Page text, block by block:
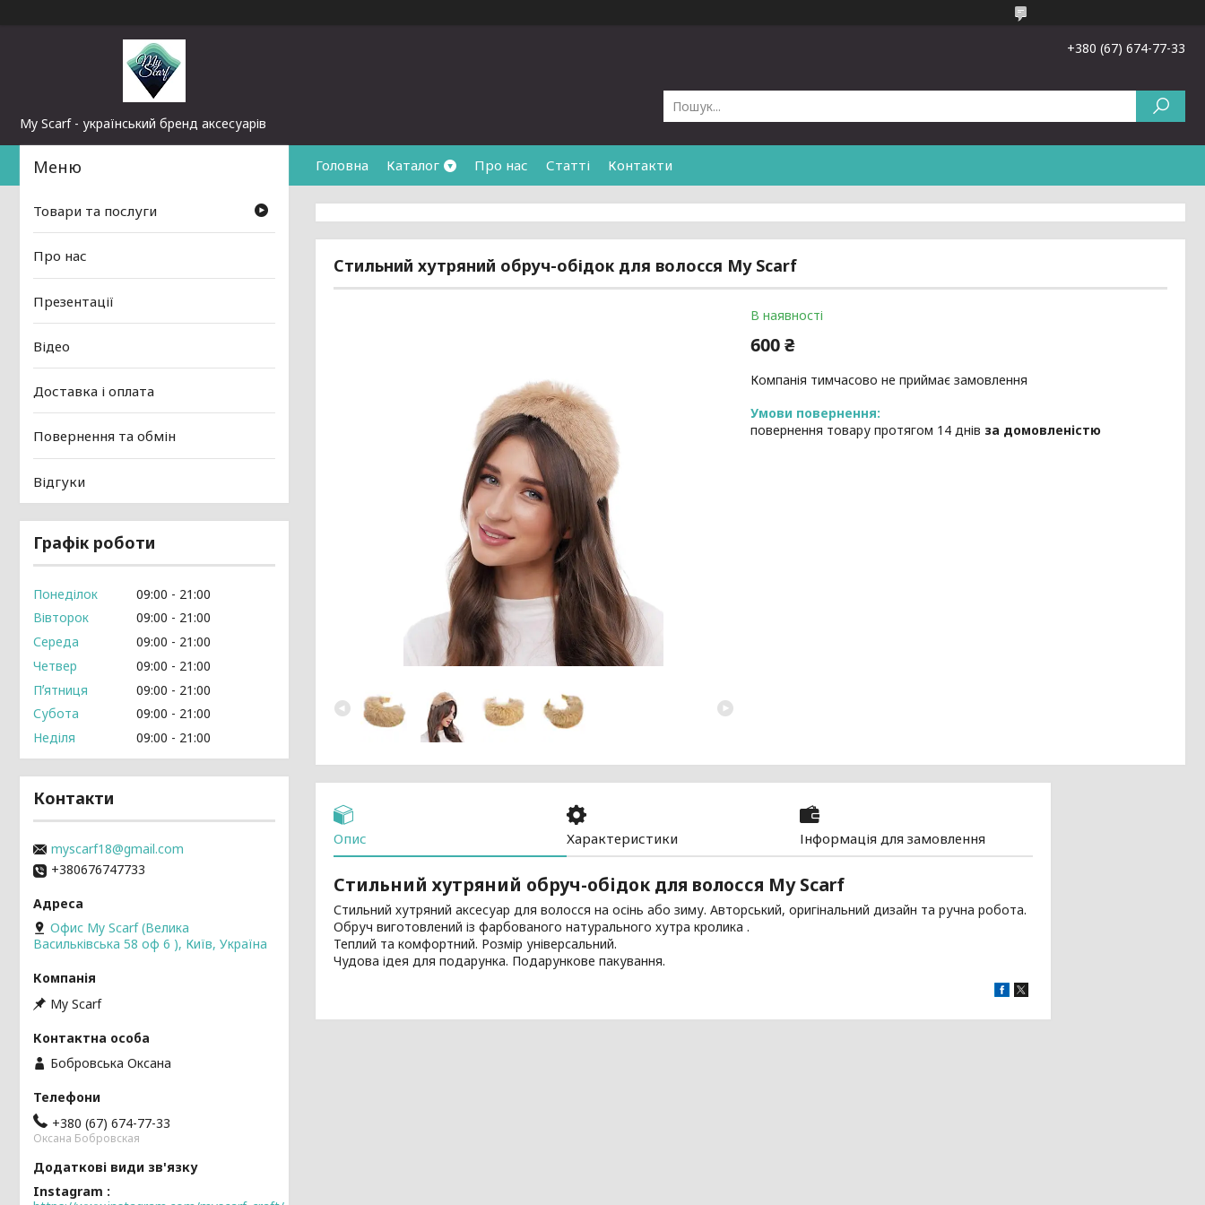
My Scarf - український бренд аксесуарів
+380 (67) 674-77-33
Головна Каталог Про нас Статті Контакти
Стильний хутряний обруч-обідок для волосся My Scarf
В наявності
600 ₴
Компанія тимчасово не приймає замовлення
повернення товару протягом 14 днів за домовленістю
Опис Характеристики Інформація для замовлення
Стильний хутряний обруч-обідок для волосся My Scarf
Стильний хутряний аксесуар для волосся на осінь або зиму. Авторський, оригінальний дизайн та ручна робота.
Обруч виготовлений із фарбованого натурального хутра кролика .
Теплий та комфортний. Розмір універсальний.
Чудова ідея для подарунка. Подарункове пакування.
Товари та послуги
Про нас
Презентації
Відео
Доставка і оплата
Повернення та обмін
Відгуки
Графік роботи
Понеділок 09:00
21:00
Вівторок
09:00
21:00
Середа
09:00
21:00
Четвер
09:00
21:00
Пʼятниця
09:00
21:00
Субота
09:00
21:00
Неділя
09:00 21:00
Контакти
myscarf18@gmail.com
+380676747733
Офис My Scarf (Велика
Васильківська 58 оф 6 ), Київ, Україна
My Scarf
Бобровська Оксана
+380 (67) 674-77-33
Оксана Бобровская
Instagram